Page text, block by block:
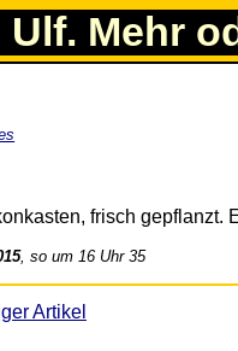
Ulf. Mehr
, so um 16 Uhr 35
Artikel